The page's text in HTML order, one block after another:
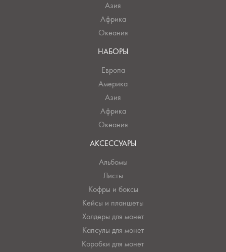
Азия
Африка
Океания
НАБОРЫ
Европа
Америка
Азия
Африка
Океания
АКСЕССУАРЫ
Альбомы
Листы
Кофры и боксы
Кейсы и планшеты
Холдеры для монет
Капсулы для монет
Коробки для монет